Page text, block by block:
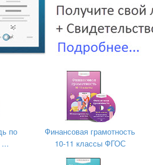
собственное мнение и
мнение и позицию,
не всегда выбирает верно;
собственное мнение и позицию,
неизвестному автору
понимаете это высказывание?
знания;
по
Финансовая грамотность
10-11 классы ФГОС